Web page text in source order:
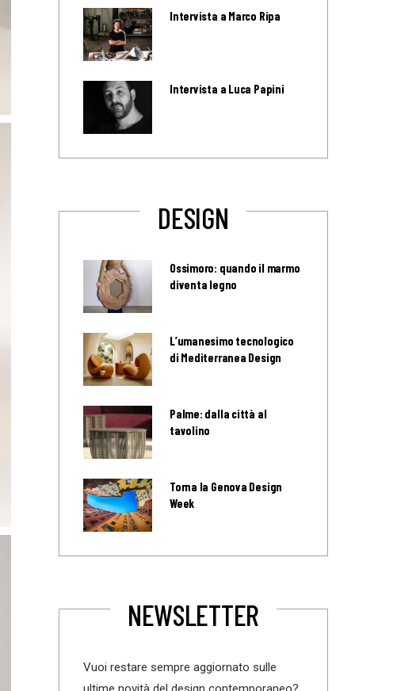
Intervista a Marco Ripa
Intervista a Luca Papini
DESIGN
Ossimoro: quando il marmo
diventa legno
L’umanesimo tecnologico
di Mediterranea Design
Palme: dalla città al
tavolino
Torna la Genova Design
Week
NEWSLETTER
Vuoi restare sempre aggiornato sulle